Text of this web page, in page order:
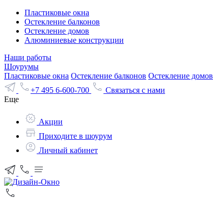
Пластиковые окна
Остекление балконов
Остекление домов
Алюминиевые конструкции
Наши работы
Шоурумы
Пластиковые окна Остекление балконов Остекление домов
+7 495 6-600-700
Связаться с нами
Еще
Акции
Приходите в шоурум
Личный кабинет